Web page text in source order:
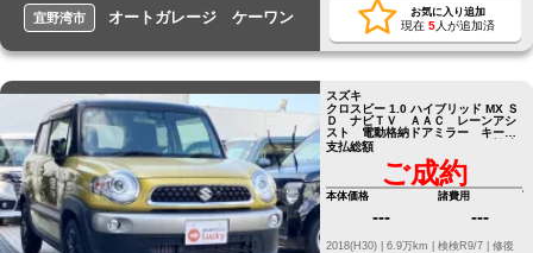
宜野湾市 オートガレージ ケーワン お気に入り追加
現在 5人が追加済
スズキ
クロスビー 1.0 ハイブリッド MX Ｓ
Ｄ ナビＴＶ ＡＡＣ レーンアシ
スト 電動格納ドアミラー キーレ
ススタートシステム フルセグ視聴
可
支払総額
ご成約
本体価格
---
諸費用
---
修復